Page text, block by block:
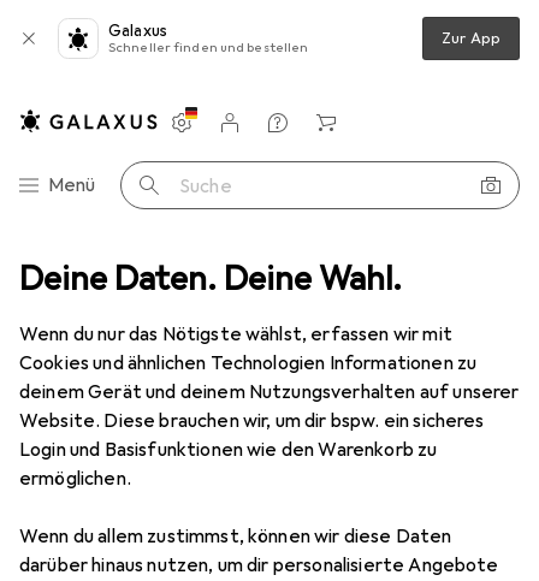
Deine Daten. Deine Wahl.
Wenn du nur das Nötigste wählst, erfassen wir mit
Cookies und ähnlichen Technologien Informationen zu
deinem Gerät und deinem Nutzungsverhalten auf unserer
Website. Diese brauchen wir, um dir bspw. ein sicheres
Login und Basisfunktionen wie den Warenkorb zu
ermöglichen.
Wenn du allem zustimmst, können wir diese Daten
darüber hinaus nutzen, um dir personalisierte Angebote
Galaxus
Schneller finden und bestellen Zur App
Navigation nach Kategorien
Menü Suche
Einstellungen
Kundenkonto
Vergleichslisten
Merklisten
Warenkorb
Bohrereinsatz Bosch Professional Zubehör Hammerbohrer
30 Bilder1 Video
Bosch Professional Zubehör
Hammerbohrer
16 Millimeter, 16 mm
EUR
72,33 EUR
72,33/1Stk.